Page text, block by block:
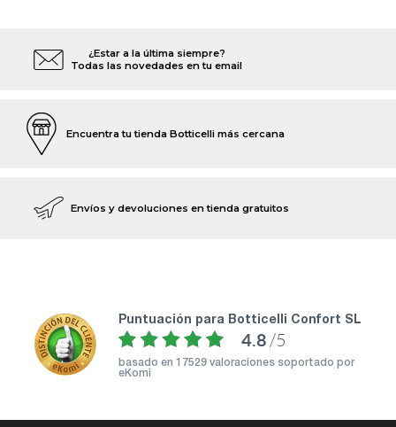
¿Estar a la última siempre?
Todas las novedades en tu email
Encuentra tu tienda Botticelli más cercana
Envíos y devoluciones en tienda gratuitos
puntuación para Botticelli Confort SL
4.8 /5
basado en 17529 valoraciones soportado por
eKomi